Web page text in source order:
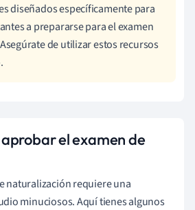
diseñados específicamente para
a prepararse para el examen
de utilizar estos recursos
el examen de
naturalización requiere una
minuciosos. Aquí tienes algunos